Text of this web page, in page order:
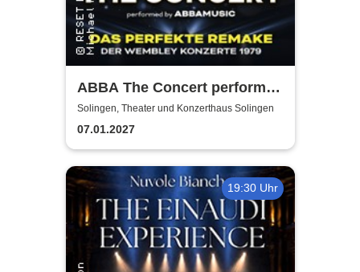
ABBA The Concert performed
by ABBAMUSIC
Solingen, Theater und Konzerthaus Solingen
07.01.2027
19:30 Uhr